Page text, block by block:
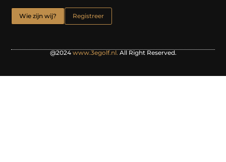
Wie zijn wij? Registreer
@2024www.3egolf.nl.All Right Reserved.